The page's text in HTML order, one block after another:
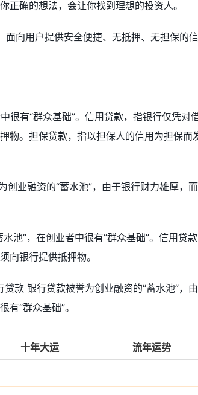
确的想法，会让你找到理想的投资人。
向用户提供安全便捷、无抵押、无担保的信
很有“群众基础”。信用贷款，指银行仅凭对
物。担保贷款，指以担保人的信用为担保而
业融资的“蓄水池”，由于银行财力雄厚，
池”，在创业者中很有“群众基础”。信用贷款
向银行提供抵押物。
款 银行贷款被誉为创业融资的“蓄水池”，
“群众基础”。
十年大运 流年运势